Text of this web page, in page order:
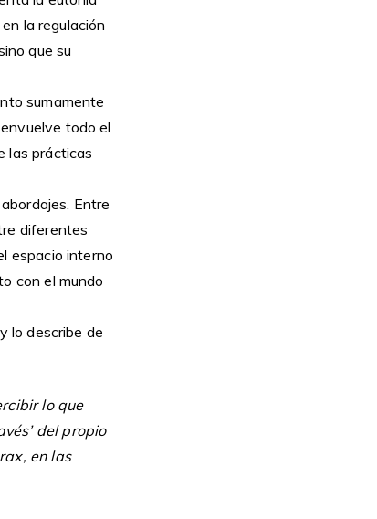
la regulación
que su
sumamente
todo el
las prácticas
Entre
diferentes
espacio interno
con el mundo
lo describe de
lo que
del propio
en las